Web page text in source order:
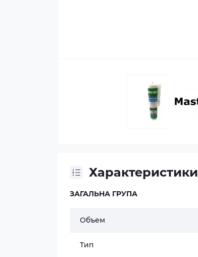
Характеристики
ЗАГАЛЬНА ГРУПА
Объем
Тип